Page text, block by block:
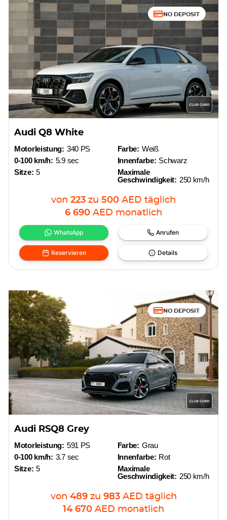
NO DEPOSIT
Audi Q8 White
Motorleistung: 340 PS
0-100 km/h: 5.9 sec
Sitze: 5
Farbe: Weiß
Innenfarbe: Schwarz
Maximale
Geschwindigkeit: 250 km/h
von 223 zu 500 AED täglich
6 690 AED monatlich
WhatsApp Anrufen
Reservieren Details
NO DEPOSIT
Audi RSQ8 Grey
Motorleistung: 591 PS
0-100 km/h: 3.7 sec
Sitze: 5
Farbe: Grau
Innenfarbe: Rot
Maximale
Geschwindigkeit: 250 km/h
von 489 zu 983 AED täglich
14 670 AED monatlich